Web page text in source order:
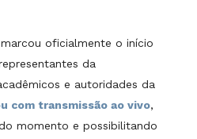
oficialmente o início
da
e autoridades da
com transmissão ao vivo,
momento e possibilitando